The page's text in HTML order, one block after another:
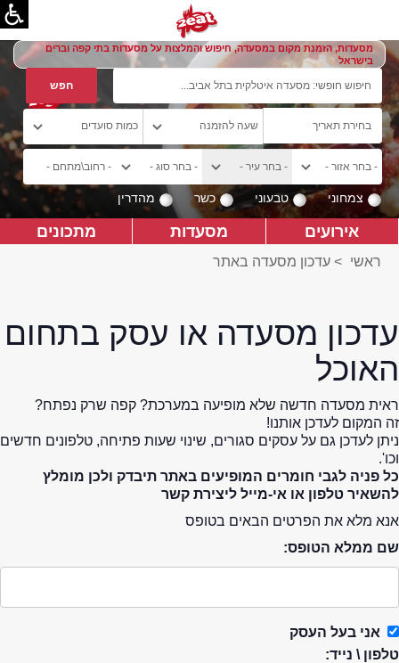
מסעדות, הזמנת מקום במסעדה, חיפוש והמלצות על מסעדות בתי קפה וברים
בישראל
צמחוני טבעוני כשר מהדרין
אירועים מסעדות מתכונים
ראשי > עדכון מסעדה באתר
עדכון מסעדה או עסק בתחום
האוכל
ראית מסעדה חדשה שלא מופיעה במערכת? קפה שרק נפתח?
זה המקום לעדכן אותנו!
ניתן לעדכן גם על עסקים סגורים, שינוי שעות פתיחה, טלפונים חדשים
וכו'.
כל פניה לגבי חומרים המופיעים באתר תיבדק ולכן מומלץ
להשאיר טלפון או אי-מייל ליצירת קשר
אנא מלא את הפרטים הבאים בטופס
שם ממלא הטופס:
אני בעל העסק
טלפון \ נייד: